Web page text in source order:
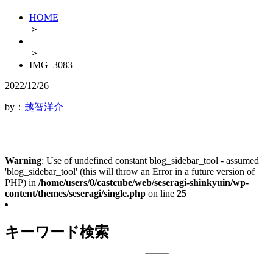
HOME
＞
＞
IMG_3083
2022/12/26
by： 越智洋介
Warning: Use of undefined constant blog_sidebar_tool - assumed
'blog_sidebar_tool' (this will throw an Error in a future version of
PHP) in /home/users/0/castcube/web/seseragi-shinkyuin/wp-
content/themes/seseragi/single.php on line 25
キーワード検索